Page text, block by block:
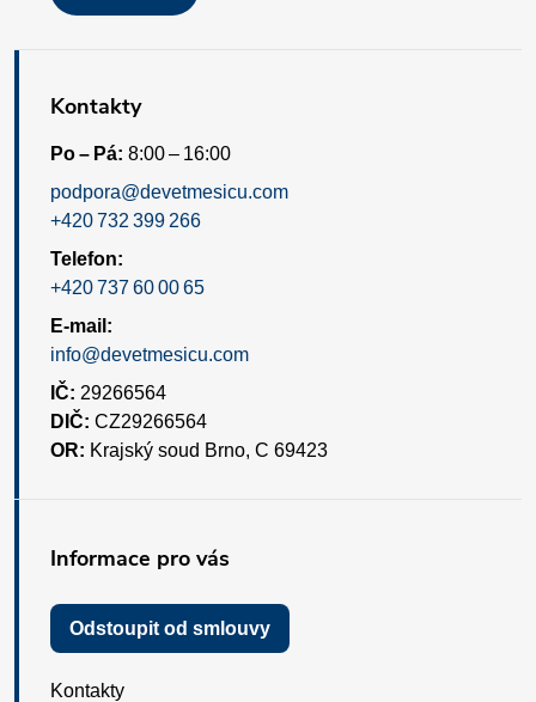
Kontakty
Po – Pá: 8:00 – 16:00
podpora@devetmesicu.com
+420 732 399 266
Telefon:
+420 737 60 00 65
E-mail:
info@devetmesicu.com
IČ: 29266564
DIČ: CZ29266564
OR: Krajský soud Brno, C 69423
Informace pro vás
Odstoupit od smlouvy
Kontakty